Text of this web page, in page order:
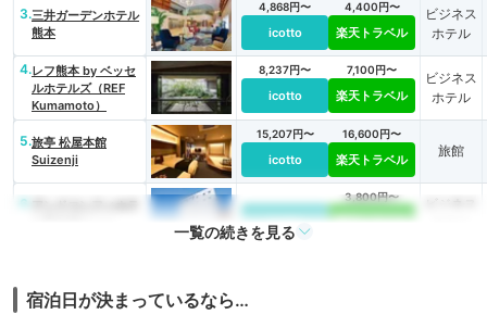
3.三井ガーデンホテル
熊本
4,868円〜
icotto
4,400円〜
楽天トラベル
ビジネス
ホテル
4.レフ熊本 by ベッセ
ルホテルズ（REF
Kumamoto）
8,237円〜
icotto
7,100円〜
楽天トラベル
ビジネス
ホテル
5.旅亭 松屋本館
Suizenji
15,207円〜
icotto
16,600円〜
楽天トラベル
旅館
6.
icotto
3,800円〜
楽天トラベル
一覧の続きを見る
宿泊日が決まっているなら…